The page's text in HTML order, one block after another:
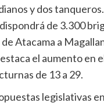
y dos tanqueros.
de 3.300
Atacama a
el aumento en
de 13 a 29.
legislativas